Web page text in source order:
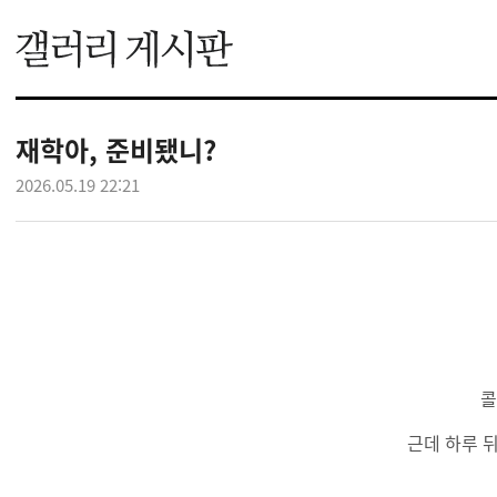
재학아, 준비됐니?
2026.05.19 22:21
근데 하루